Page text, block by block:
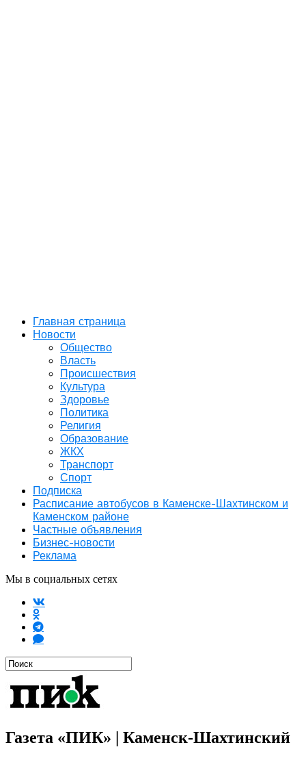
Главная страница
Новости
Общество
Власть
Происшествия
Культура
Здоровье
Политика
Религия
Образование
ЖКХ
Транспорт
Спорт
Подписка
Расписание автобусов в Каменске-Шахтинском и
Каменском районе
Частные объявления
Бизнес-новости
Реклама
Мы в социальных сетях
Газета «ПИК» | Каменск-Шахтинский